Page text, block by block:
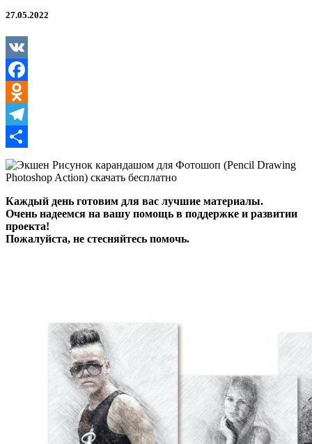
Drawing
Action)
27.05.2022
VK
Facebook
Odnoklassniki
Telegram
Отправить
Каждый день готовим для вас лучшие материалы.
Очень надеемся на вашу помощь в поддержке и развитии
проекта!
Пожалуйста, не стесняйтесь помочь.